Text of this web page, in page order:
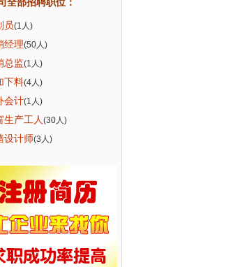
员(1人)
经理(50人)
总监(1人)
下料(4人)
会计(1人)
生产工人 (30人)
设计师(3人)